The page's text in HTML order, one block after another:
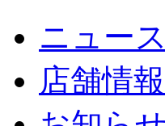
ニュース
店舗情報